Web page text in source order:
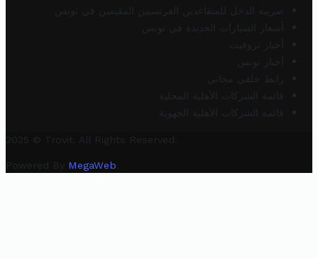
ضريبة الدخل للمتقاعدين الفرنسيين المقيمين في تونس
أسعار السيارات الجديدة في تونس
أخبار تروفيت
أخبار تونس
رابط خلفي مجاني
قائمة الشركات الأهلية المحلية
قائمة الشركات الأهلية الجهوية
2025 © Trovit. All Rights Reserved.
Powered By MegaWeb